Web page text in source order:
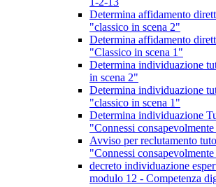
Determina affidamento
"classico in scena 2"
Determina affidamento
"Classico in scena 1"
Determina individuazione
in scena 2"
Determina individuazione
"classico in scena 1"
Determina individuazione
"Connessi
Avviso per reclutamento
"Connessi
decreto individuazione
modulo 12 - Competenza